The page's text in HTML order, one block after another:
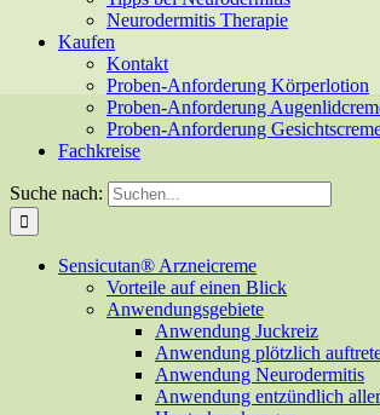
Neurodermitis Therapie
Kaufen
Kontakt
Proben-Anforderung Körperlotion
Proben-Anforderung
Proben-Anforderung
Fachkreise
Suche nach:
Sensicutan® Arzneicreme
Vorteile auf einen Blick
Anwendungsgebiete
Anwendung Juckreiz
Anwendung plötzlich
Anwendung Neurodermitis
Anwendung entzündlich